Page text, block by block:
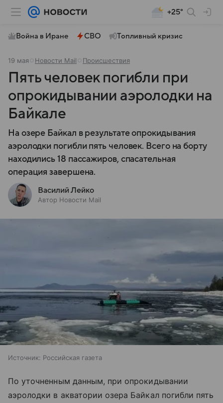
+25°
Война в Иране СВО Топливный кризис
19 мая Новости Mail Происшествия
Пять человек погибли при
опрокидывании аэролодки на
Байкале
На озере Байкал в результате опрокидывания
аэролодки погибли пять человек. Всего на борту
находились 18 пассажиров, спасательная
операция завершена.
Василий Лейко
Автор Новости Mail
Источник: Российская газета
По уточненным данным, при опрокидывании
аэролодки в акватории озера Байкал погибли пять